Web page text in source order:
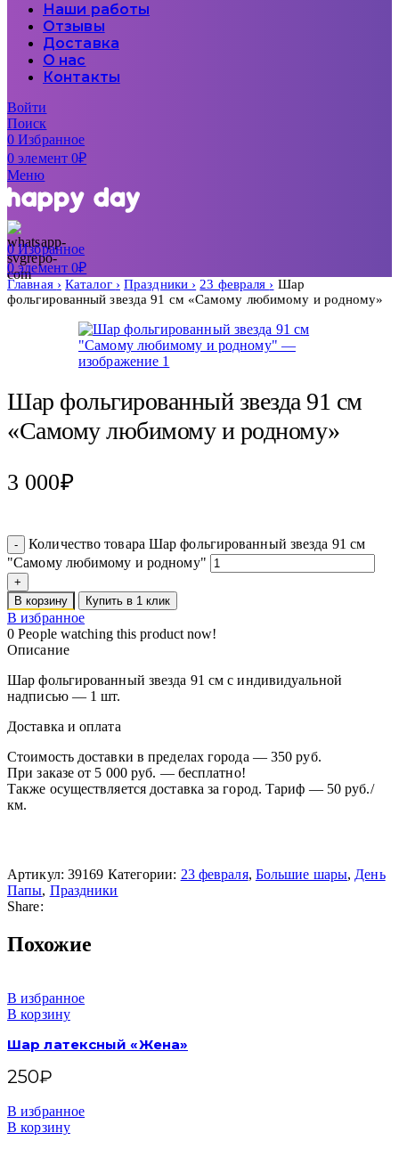
Наши работы
Отзывы
Доставка
О нас
Контакты
Войти
Поиск
0Избранное
0элемент 0₽
Меню
0Избранное
0элемент 0₽
Главная Каталог Праздники 23 февраля
Шар
фольгированный звезда 91 см «Самому любимому и родному»
Шар фольгированный звезда 91 см
«Самому любимому и родному»
3 000₽
Количество товара Шар фольгированный звезда 91 см
"Самому любимому и родному"
В корзину Купить в 1 клик
В избранное
0 People watching this product now!
Описание
Шар фольгированный звезда 91 см с индивидуальной
надписью — 1 шт.
Доставка и оплата
Стоимость доставки в пределах города — 350 руб.
При заказе от 5 000 руб. — бесплатно!
Также осуществляется доставка за город. Тариф — 50 руб./
км.
Артикул: 39169 Категории: 23 февраля, Большие шары, День
Папы, Праздники
Share:
Похожие
В избранное
В корзину
Шар латексный «Жена»
250₽
В избранное
В корзину